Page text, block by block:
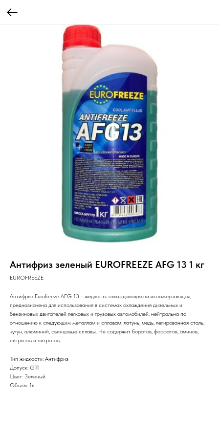
Антифриз зеленый EUROFREEZE AFG 13 1 кг
EUROFREEZE
Антифриз Eurofreeze AFG 13 - жидкость охлаждающая низкозамерзающая,
предназначена для использования в системах охлаждения дизельных и
бензиновых двигателей легковых и грузовых автомобилей. нейтральна по
отношению к следующим металлам и сплавам: латунь, медь, легированная сталь,
чугун, алюминий, свинцовые сплавы. Не содержит боратов, фосфатов, аминов,
нитритов и нитратов.
Тип жидкости: Антифриз
Допуск: G11
Цвет: Зеленый
Объём: 1л